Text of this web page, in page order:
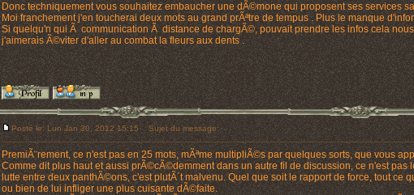
Donc techniquement vous souhaitez embaucher une dÃ©mone qui proposent ses services
Moi franchement j'en toucherai deux mots au grand prÃªtre de tempus . Plus le manque
Si quelqu'n qui Ã communication Ã distance de chargÃ©, pouvait prendre les infos cela
j'aimerais Ã©viter d'aller au combat la fleurs aux dents .
Posté le: Lun Jan 30, 2012 15:15 Sujet du message:
PremiÃ¨rement, ce n'est pas en 25 mots, mÃªme multipliÃ©s par quelques sorts, que vous
Comme dit plus haut et aussi prÃ©cÃ©demment dans un autre fil de discussion, ce n'est
lutte entre deux panthÃ©ons, c'est plutÃ´t malvenu. Quel que soit le rapport de force, tout
ou bien de lui infliger une plus cuisante dÃ©faite.